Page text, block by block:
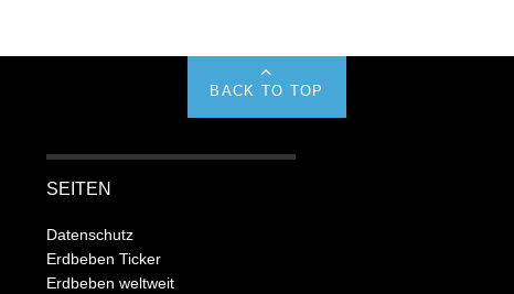
BACK TO TOP
SEITEN
Datenschutz
Erdbeben Ticker
Erdbeben weltweit